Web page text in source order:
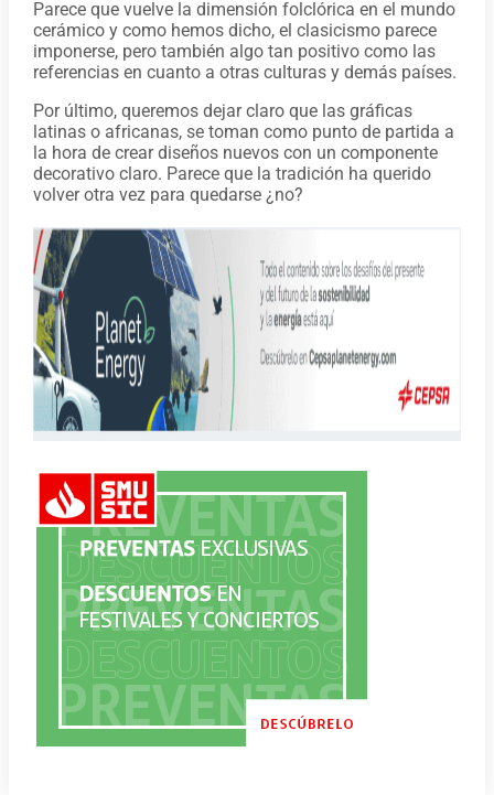
Parece que vuelve la dimensión folclórica en el mundo
cerámico y como hemos dicho, el clasicismo parece
imponerse, pero también algo tan positivo como las
referencias en cuanto a otras culturas y demás países.
Por último, queremos dejar claro que las gráficas
latinas o africanas, se toman como punto de partida a
la hora de crear diseños nuevos con un componente
decorativo claro. Parece que la tradición ha querido
volver otra vez para quedarse ¿no?